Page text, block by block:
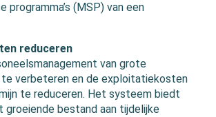
programma’s (MSP) van een
reduceren
van grote
te verbeteren en de exploitatiekosten
te reduceren. Het systeem biedt
groeiende bestand aan tijdelijke